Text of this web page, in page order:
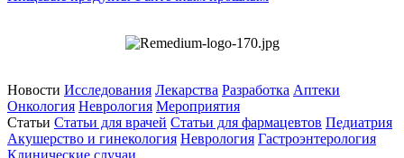
Новости Исследования Лекарства Разработка Аптеки
Онкология Неврология Мероприятия
Статьи Статьи для врачей Статьи для фармацевтов Педиатрия
Акушерство и гинекология Неврология Гастроэнтерология